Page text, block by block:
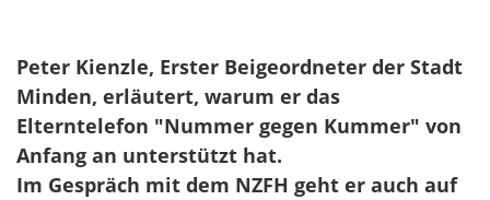
Peter Kienzle, Erster Beigeordneter der Stadt
Minden, erläutert, warum er das
Elterntelefon "Nummer gegen Kummer" von
Anfang an unterstützt hat.
Im Gespräch mit dem NZFH geht er auch auf